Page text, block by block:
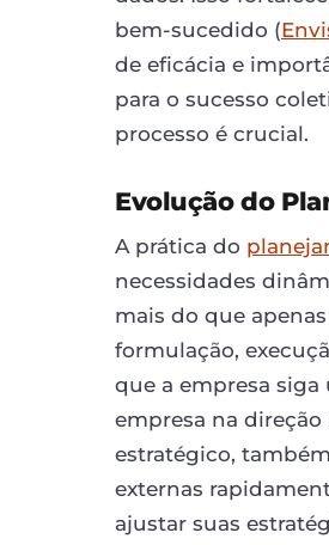
bem-sucedido (
de eficácia e
para o sucesso
processo é crucial.
Evolução do
A prática do
necessidades
mais do que
formulação,
que a empresa
empresa na
estratégico,
externas
ajustar suas